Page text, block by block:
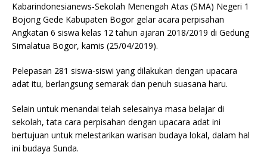
Kabarindonesianews-Sekolah Menengah Atas (SMA) Negeri 1
Bojong Gede Kabupaten Bogor gelar acara perpisahan
Angkatan 6 siswa kelas 12 tahun ajaran 2018/2019 di Gedung
Simalatua Bogor, kamis (25/04/2019).
Pelepasan 281 siswa-siswi yang dilakukan dengan upacara
adat itu, berlangsung semarak dan penuh suasana haru.
Selain untuk menandai telah selesainya masa belajar di
sekolah, tata cara perpisahan dengan upacara adat ini
bertujuan untuk melestarikan warisan budaya lokal, dalam hal
ini budaya Sunda.